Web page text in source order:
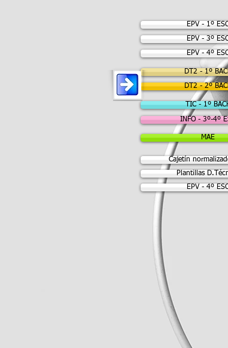
EPV - 1º
EPV - 3º
EPV - 4º
DT2 - 1º
DT2 - 2º
TIC - 1º
INFO - 3º-4º
MAE
Cajetín
Plantillas
EPV - 4º